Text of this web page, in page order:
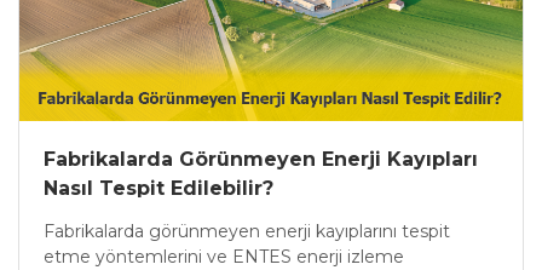
Fabrikalarda Görünmeyen Enerji Kayıpları
Nasıl Tespit Edilebilir?
Fabrikalarda görünmeyen enerji kayıplarını tespit
etme yöntemlerini ve ENTES enerji izleme